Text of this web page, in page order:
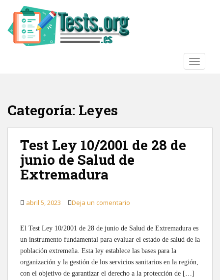
Categoría: Leyes
Test Ley 10/2001 de 28 de
junio de Salud de
Extremadura
abril 5, 2023 Deja un comentario
El Test Ley 10/2001 de 28 de junio de Salud de Extremadura es
un instrumento fundamental para evaluar el estado de salud de la
población extremeña. Esta ley establece las bases para la
organización y la gestión de los servicios sanitarios en la región,
con el objetivo de garantizar el derecho a la protección de […]